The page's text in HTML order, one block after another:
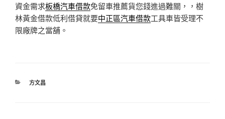
資金需求板橋汽車借款免留車推薦貨您錢進過難關，，樹
林黃金借款低利借貸就要中正區汽車借款工具車皆受理不
限廠牌之當舖。
分
方文昌